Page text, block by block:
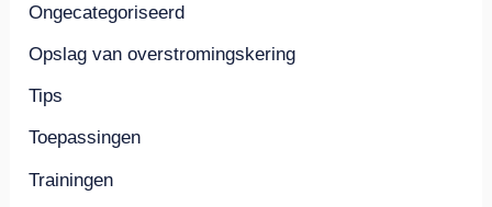
Ongecategoriseerd
Opslag van overstromingskering
Tips
Toepassingen
Trainingen